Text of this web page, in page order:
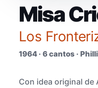
Misa
Los
1964 · 6 cantos ·
Con idea original de